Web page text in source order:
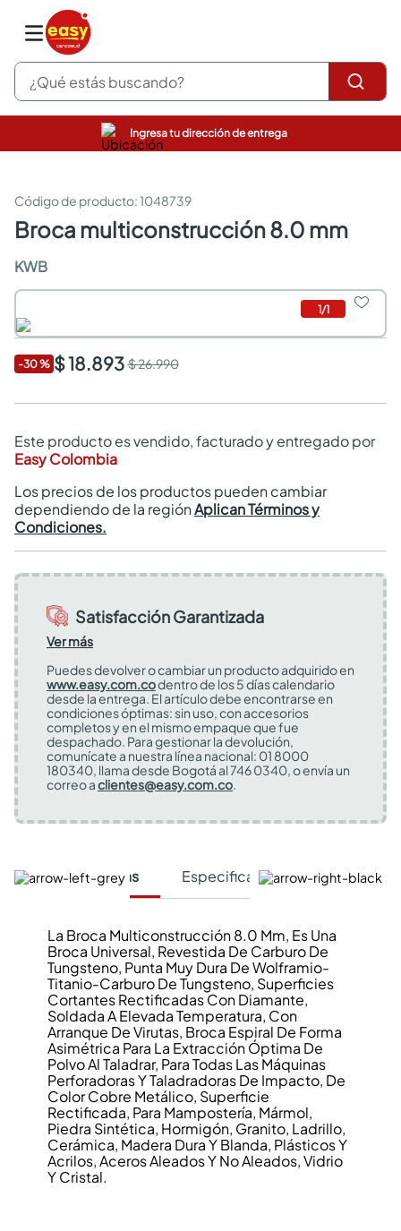
¿Qué estás buscando?
Ingresa tu dirección de entrega
:1048739
broca multiconstrucción 8.0 mm
KWB
1/1
-30% $ 18.893$ 26.990
Este producto es vendido, facturado y entregado por
Easy Colombia
Los precios de los productos pueden cambiar
dependiendo de la regiónAplican Términos y
Condiciones.
Satisfacción Garantizada
Ver más
Puedes devolver o cambiar un producto adquirido en
www.easy.com.codentro de los 5 días calendario
desde la entrega. El artículo debe encontrarse en
condiciones óptimas: sin uso, con accesorios
completos y en el mismo empaque que fue
despachado. Para gestionar la devolución,
comunícate a nuestra línea nacional: 01 8000
180340, llama desde Bogotá al 746 0340, o envía un
correo aclientes@easy.com.co.
Características Especificaciones Técnicas
La Broca Multiconstrucción 8.0 Mm, Es Una
Broca Universal, Revestida De Carburo De
Tungsteno, Punta Muy Dura De Wolframio-
Titanio-Carburo De Tungsteno, Superficies
Cortantes Rectificadas Con Diamante,
Soldada A Elevada Temperatura, Con
Arranque De Virutas, Broca Espiral De Forma
Asimétrica Para La Extracción Óptima De
Polvo Al Taladrar, Para Todas Las Máquinas
Perforadoras Y Taladradoras De Impacto, De
Color Cobre Metálico, Superficie
Rectificada, Para Mampostería, Mármol,
Piedra Sintética, Hormigón, Granito, Ladrillo,
Cerámica, Madera Dura Y Blanda, Plásticos Y
Acrilos, Aceros Aleados Y No Aleados, Vidrio
Y Cristal.
pinturas
sanitarios
comedor
pisos
armarios closet
comedores
neveras